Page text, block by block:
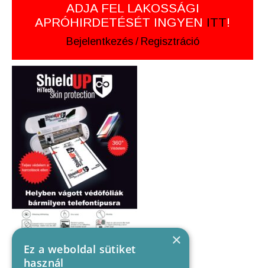
ADJA FEL LAKOSSÁGI
APRÓHIRDETÉSÉT INGYEN ITT!
Bejelentkezés / Regisztráció
×
Ez a weboldal sütiket
használ